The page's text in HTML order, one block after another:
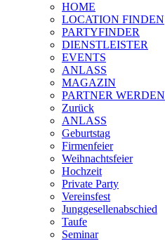
HOME
LOCATION FINDEN
PARTYFINDER
DIENSTLEISTER
EVENTS
ANLASS
MAGAZIN
PARTNER WERDEN
Zurück
ANLASS
Geburtstag
Firmenfeier
Weihnachtsfeier
Hochzeit
Private Party
Vereinsfest
Junggesellenabschied
Taufe
Seminar